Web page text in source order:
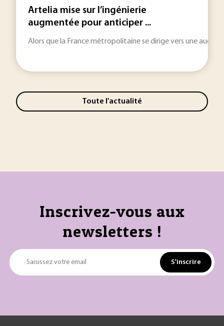
Artelia mise sur l’ingénierie
augmentée pour anticiper ...
Alors que la France métropolitaine se dirige vers une
Toute l'actualité
Inscrivez-vous aux
newsletters !
Saisissez votre email S'inscrire